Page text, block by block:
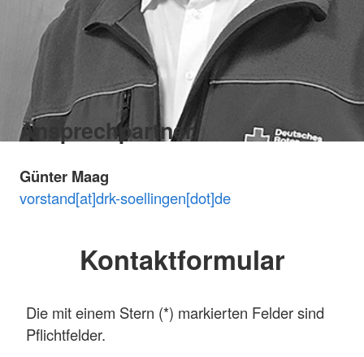
Ansprechpartner
Günter Maag
vorstand[at]drk-soellingen[dot]de
Kontaktformular
Die mit einem Stern (*) markierten Felder sind
Pflichtfelder.